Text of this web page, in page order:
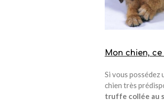
Mon chien,
Si vous possédez
chien très
truffe collée au